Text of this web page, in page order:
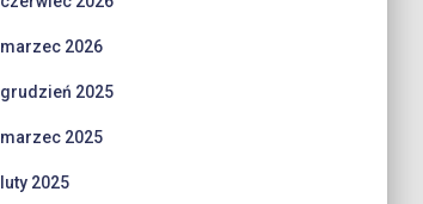
marzec 2026
grudzień 2025
marzec 2025
luty 2025